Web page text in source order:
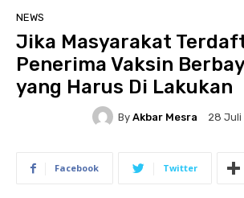
NEWS
Jika Masyarakat
Penerima Vaksin
yang Harus Di Lakukan
By Akbar Mesra 28 Juli
Facebook Twitter